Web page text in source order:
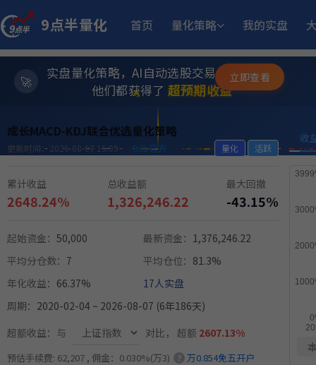
9点半量化 首页 量化策略 我的实盘
✨
💫
⭐
实盘量化策略，AI自动选股交易，躺赚模式
他们都获得了 超预期收益
11月25日开始实盘 多重止损优化成长量化策略 收益
9月2日开始实盘 稳健黑马精选量化策略 收益 12.05%
6月15日开始实盘 小市值_ETF轮动_双龙出海
5月21日开始实盘 MACD顶背离成长优选量化策略 收益
5月18日开始实盘 小市值_ETF轮动_双龙出海
9月23日开始实盘 多重止损优化成长量化策略
立即查看
成长MACD-KDJ联合优选量化策略
更新时间：2026-08-07 15:09 9db官方 量化 活跃
累计收益
2648.24%
总收益额
1,326,246.22
最大回撤
-43.15%
起始资金： 50,000 最新资金： 1,376,246.22
平均分仓数： 7 平均仓位： 81.3%
年化收益： 66.37%
17人实盘
周期： 2020-02-04 ~ 2026-08-07 (6年186天)
超额收益：与
对比， 超额 2607.13%
预估手续费: 62,207 , 佣金：0.030%(万3) ? 万0.854免五开户
收